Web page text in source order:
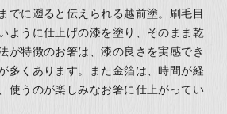
でに遡ると伝えられる越前塗。刷毛目
ように仕上げの漆を塗り、そのまま乾
が特徴のお箸は、漆の良さを実感でき
多くあります。また金箔は、時間が経
使うのが楽しみなお箸に仕上がってい